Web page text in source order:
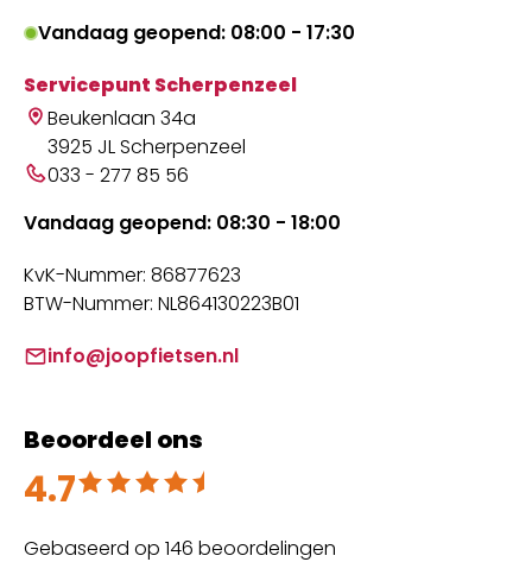
Vandaag geopend: 08:00 - 17:30
Servicepunt Scherpenzeel
Beukenlaan 34a
3925 JL Scherpenzeel
033 - 277 85 56
Vandaag geopend: 08:30 - 18:00
KvK-Nummer: 86877623
BTW-Nummer: NL864130223B01
info@joopfietsen.nl
Beoordeel ons
4.7
Beoordeeld met 4.7 uit 5
Gebaseerd op 146 beoordelingen